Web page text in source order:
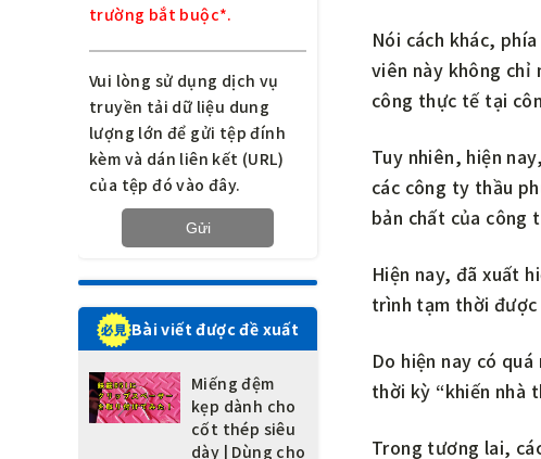
Nói cách khác,
viên này không chỉ
công thực tế tại
Tuy nhiên, hiện
các công ty thầu
bản chất của công
Hiện nay, đã xuất
trình tạm thời được
Do hiện nay có
thời kỳ “khiến nhà
Trong tương lai,
trường bắt buộc*.
Vui lòng sử dụng dịch vụ
truyền tải dữ liệu dung
lượng lớn để gửi tệp đính
kèm và dán liên kết (URL)
của tệp đó vào đây.
Bài viết được đề xuất
Miếng đệm
kẹp dành cho
cốt thép siêu
dày | Dùng cho